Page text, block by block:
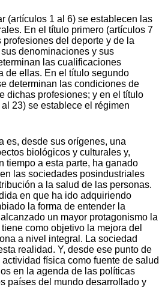
(artículos 1 al 6) se establecen las
En el título primero (artículos 7
profesiones del deporte y de la
denominaciones y sus
las cualificaciones
de ellas. En el título segundo
determinan las condiciones de
dichas profesiones; y en el título
23) se establece el régimen
es, desde sus orígenes, una
biológicos y culturales y,
tiempo a esta parte, ha ganado
las sociedades posindustriales
a la salud de las personas.
en que ha ido adquiriendo
la forma de entender la
un mayor protagonismo la
como objetivo la mejora del
a nivel integral. La sociedad
realidad. Y, desde ese punto de
física como fuente de salud
en la agenda de las políticas
países del mundo desarrollado y